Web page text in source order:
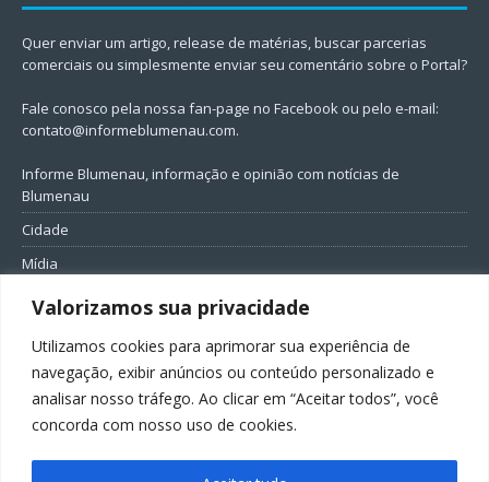
Valorizamos sua privacidade
Utilizamos cookies para aprimorar sua experiência de
navegação, exibir anúncios ou conteúdo personalizado e
analisar nosso tráfego. Ao clicar em “Aceitar todos”, você
concorda com nosso uso de cookies.
Quer enviar um artigo, release de matérias, buscar parcerias
comerciais ou simplesmente enviar seu comentário sobre o Portal?
Fale conosco pela nossa fan-page no Facebook ou pelo e-mail:
contato@informeblumenau.com.
Informe Blumenau, informação e opinião com notícias de
Blumenau
Cidade
Mídia
Entretenimento
Política